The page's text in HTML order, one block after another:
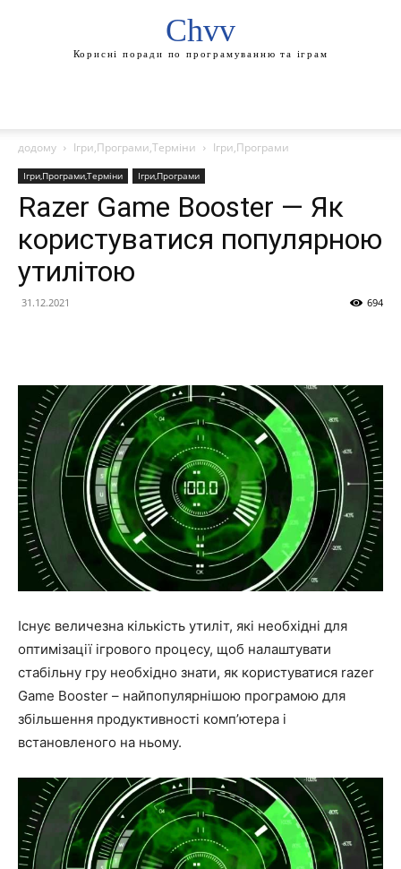
Chvv
Корисні поради по програмуванню та іграм
додому Ігри,Програми,Терміни Ігри,Програми
Ігри,Програми,Терміни Ігри,Програми
Razer Game Booster — Як
користуватися популярною
утилітою
31.12.2021 694
Існує величезна кількість утиліт, які необхідні для
оптимізації ігрового процесу, щоб налаштувати
стабільну гру необхідно знати, як користуватися razer
Game Booster – найпопулярнішою програмою для
збільшення продуктивності комп’ютера і
встановленого на ньому.